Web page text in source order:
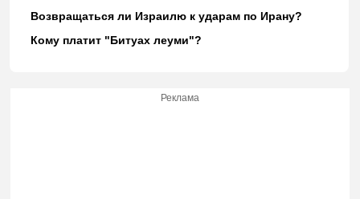
Возвращаться ли Израилю к ударам по Ирану?
Кому платит "Битуах леуми"?
Реклама